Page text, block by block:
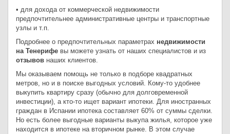
• для дохода от коммерческой недвижимости
предпочтительнее административные центры и транспортные
узлы и т.п.
Подробнее о предпочтительных параметрах недвижимости
на Тенерифе вы можете узнать от наших специалистов и из
отзывов наших клиентов.
Мы оказываем помощь не только в подборе квадратных
метров, но и в поиске выгодных условий. Кому-то удобнее
выкупить квартиру сразу (обычно для долговременной
инвестиции), а кто-то ищет вариант ипотеки. Для иностранных
граждан в Испании ипотека составляет 60% от суммы сделки.
Но есть более выгодные варианты выкупа жилья, которое уже
находится в ипотеке на вторичном рынке. В этом случае